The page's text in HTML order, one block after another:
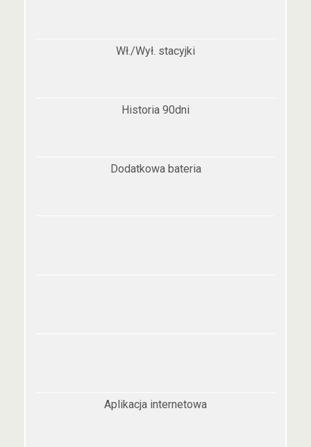
Wł./Wył. stacyjki
Historia 90dni
Dodatkowa bateria
Aplikacja internetowa